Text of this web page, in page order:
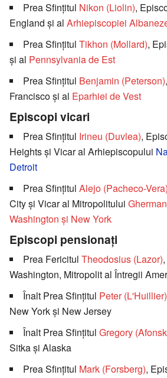
Prea Sfinţitul Nikon (Liolin),
England şi al Arhiepiscopiei
Prea Sfinţitul Tikhon (Mollard),
şi al Pennsylvania de Est
Prea Sfinţitul Benjamin (Peterson)
Francisco şi al Eparhiei de Vest
Episcopi vicari
Prea Sfinţitul Irineu (Duvlea),
Heights şi Vicar al Arhiepiscopului
Detroit
Prea Sfinţitul Alejo (Pacheco-Vera)
City şi Vicar al Mitropolitului
Washington şi New York
Episcopi pensionaţi
Prea Fericitul Theodosius (Lazor)
Washington, Mitropolit al Întregii
Înalt Prea Sfinţitul Peter (L'Huillier)
New York şi New Jersey
Înalt Prea Sfinţitul Gregory
Sitka şi Alaska
Prea Sfinţitul Mark (Forsberg),